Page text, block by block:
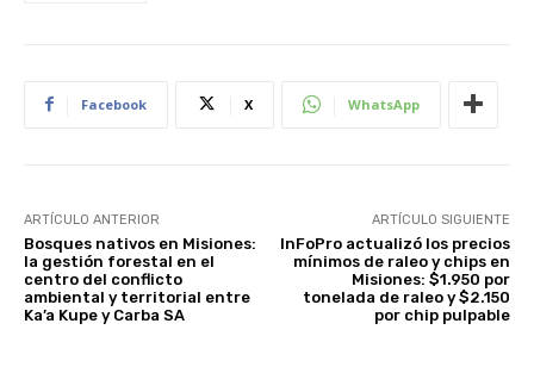
Facebook X WhatsApp
ARTÍCULO ANTERIOR
Bosques nativos en Misiones:
la gestión forestal en el
centro del conflicto
ambiental y territorial entre
Ka’a Kupe y Carba SA
ARTÍCULO SIGUIENTE
InFoPro actualizó los precios
mínimos de raleo y chips en
Misiones: $1.950 por
tonelada de raleo y $2.150
por chip pulpable